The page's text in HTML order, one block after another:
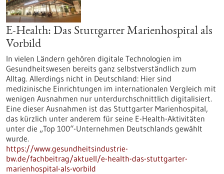
E-Health: Das Stuttgarter Marienhospital als
Vorbild
In vielen Ländern gehören digitale Technologien im
Gesundheitswesen bereits ganz selbstverständlich zum
Alltag. Allerdings nicht in Deutschland: Hier sind
medizinische Einrichtungen im internationalen Vergleich mit
wenigen Ausnahmen nur unterdurchschnittlich digitalisiert.
Eine dieser Ausnahmen ist das Stuttgarter Marienhospital,
das kürzlich unter anderem für seine E-Health-Aktivitäten
unter die „Top 100“-Unternehmen Deutschlands gewählt
wurde.
https://www.gesundheitsindustrie-
bw.de/fachbeitrag/aktuell/e-health-das-stuttgarter-
marienhospital-als-vorbild